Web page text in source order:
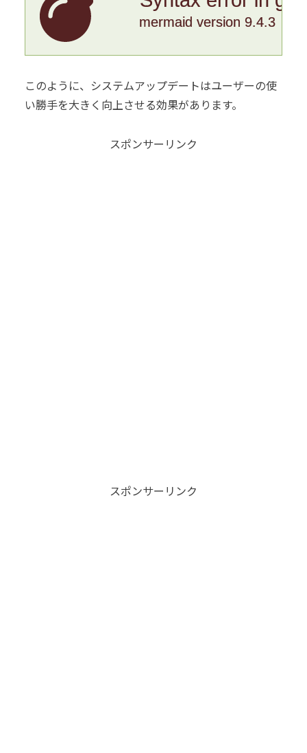
mermaid version 9.4.3
このように、システムアップデートはユーザーの使
い勝手を大きく向上させる効果があります。
スポンサーリンク
スポンサーリンク